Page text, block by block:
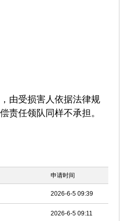
由受损害人依据法律规
责任领队同样不承担。
申请时间
2026-6-5 09:39
2026-6-5 09:11